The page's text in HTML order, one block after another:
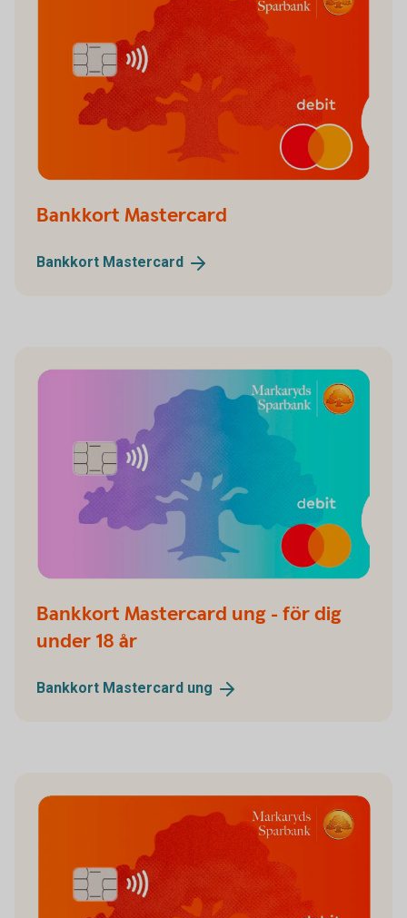
Bankkort Mastercard
Bankkort Mastercard
Bankkort Mastercard ung - för dig
under 18 år
Bankkort Mastercard ung